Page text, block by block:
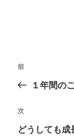
投
ビ
ゲ
前
の
稿
前
１年間の
次
の
次
どうしても成